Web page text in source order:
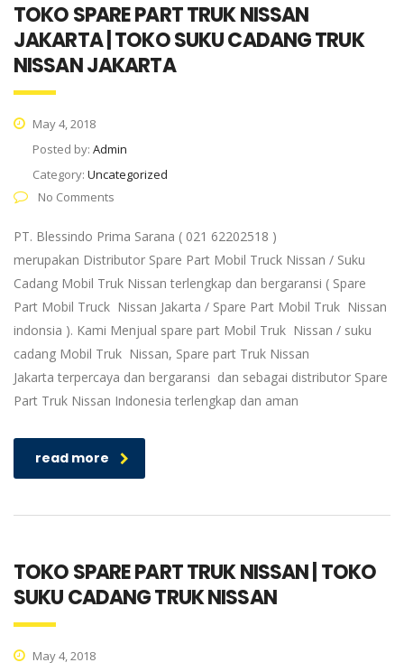
TOKO SPARE PART TRUK NISSAN
JAKARTA | TOKO SUKU CADANG TRUK
NISSAN JAKARTA
May 4, 2018
Posted by: Admin
Category: Uncategorized
No Comments
PT. Blessindo Prima Sarana ( 021 62202518 )
merupakan Distributor Spare Part Mobil Truck Nissan / Suku
Cadang Mobil Truk Nissan terlengkap dan bergaransi ( Spare
Part Mobil Truck Nissan Jakarta / Spare Part Mobil Truk Nissan
indonsia ). Kami Menjual spare part Mobil Truk Nissan / suku
cadang Mobil Truk Nissan, Spare part Truk Nissan
Jakarta terpercaya dan bergaransi dan sebagai distributor Spare
Part Truk Nissan Indonesia terlengkap dan aman
read more
TOKO SPARE PART TRUK NISSAN | TOKO
SUKU CADANG TRUK NISSAN
May 4, 2018